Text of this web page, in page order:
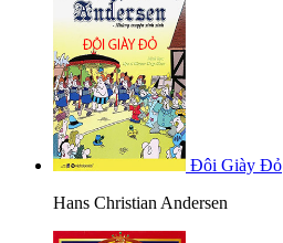
Đôi Giày Đỏ
Hans Christian Andersen